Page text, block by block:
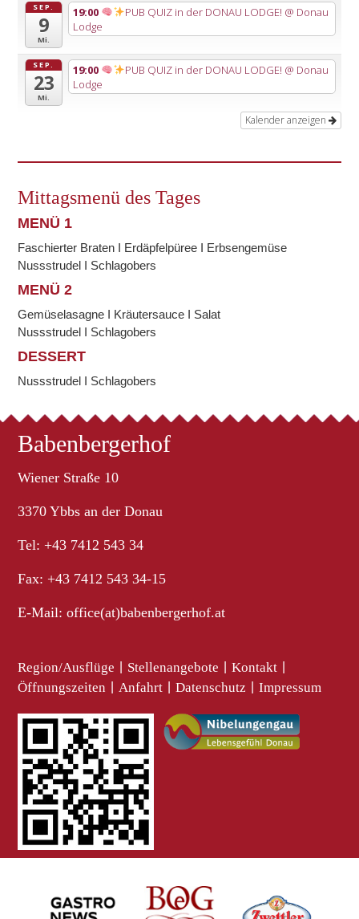
SEP.
9
Mi.
19:00 PUB QUIZ in der DONAU LODGE! @ Donau
Lodge
SEP.
23
Mi.
19:00 PUB QUIZ in der DONAU LODGE! @ Donau
Lodge
Kalender anzeigen
Mittagsmenü des Tages
MENÜ 1
Faschierter Braten I Erdäpfelpüree I Erbsengemüse
Nussstrudel I Schlagobers
MENÜ 2
Gemüselasagne I Kräutersauce I Salat
Nussstrudel I Schlagobers
DESSERT
Nussstrudel I Schlagobers
Babenbergerhof
Wiener Straße 10
3370 Ybbs an der Donau
Tel: +43 7412 543 34
Fax: +43 7412 543 34-15
E-Mail:office(at)babenbergerhof.at
Region/Ausflüge Stellenangebote Kontakt
Öffnungszeiten Anfahrt Datenschutz Impressum